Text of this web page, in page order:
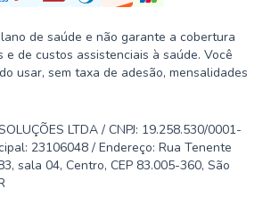
de saúde e não garante a cobertura
e de custos assistenciais à saúde. Você
usar, sem taxa de adesão, mensalidades
LTDA / CNPJ: 19.258.530/0001-
23106048 / Endereço: Rua Tenente
sala 04, Centro, CEP 83.005-360, São